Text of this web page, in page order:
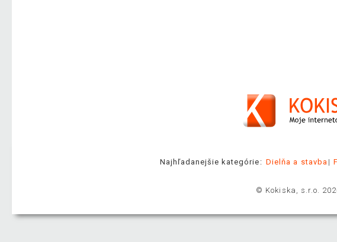
Najhľadanejšie kategórie: Dielňa a stavba
© Kokiska, s.r.o.